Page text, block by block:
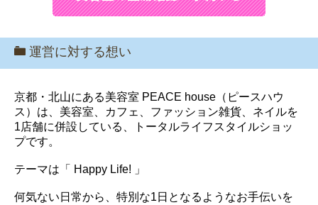
運営に対する想い
京都・北山にある美容室 PEACE house（ピースハウ
ス）は、美容室、カフェ、ファッション雑貨、ネイルを
1店舗に併設している、トータルライフスタイルショッ
プです。
テーマは「 Happy Life! 」
何気ない日常から、特別な1日となるようなお手伝いを